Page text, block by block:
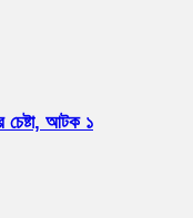
চেষ্টা, আটক ১